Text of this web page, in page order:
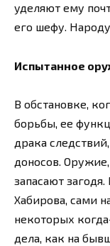
уделяют ему
его шефу.
Испытанное
В обстановке,
борьбы, ее
драка
доносов.
запасают
Хабирова, сами
некоторых
дела, как на